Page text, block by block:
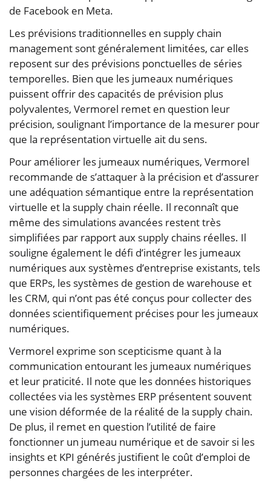
de Facebook en Meta.
Les prévisions traditionnelles en supply chain
management sont généralement limitées, car elles
reposent sur des prévisions ponctuelles de séries
temporelles. Bien que les jumeaux numériques
puissent offrir des capacités de prévision plus
polyvalentes, Vermorel remet en question leur
précision, soulignant l’importance de la mesurer pour
que la représentation virtuelle ait du sens.
Pour améliorer les jumeaux numériques, Vermorel
recommande de s’attaquer à la précision et d’assurer
une adéquation sémantique entre la représentation
virtuelle et la supply chain réelle. Il reconnaît que
même des simulations avancées restent très
simplifiées par rapport aux supply chains réelles. Il
souligne également le défi d’intégrer les jumeaux
numériques aux systèmes d’entreprise existants, tels
que ERPs, les systèmes de gestion de warehouse et
les CRM, qui n’ont pas été conçus pour collecter des
données scientifiquement précises pour les jumeaux
numériques.
Vermorel exprime son scepticisme quant à la
communication entourant les jumeaux numériques
et leur praticité. Il note que les données historiques
collectées via les systèmes ERP présentent souvent
une vision déformée de la réalité de la supply chain.
De plus, il remet en question l’utilité de faire
fonctionner un jumeau numérique et de savoir si les
insights et KPI générés justifient le coût d’emploi de
personnes chargées de les interpréter.